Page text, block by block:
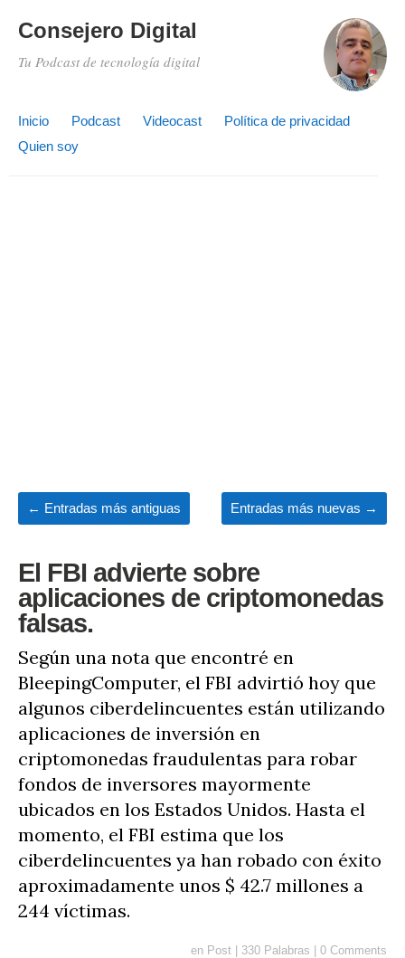
Consejero Digital
Tu Podcast de tecnología digital
Inicio Podcast Videocast
Política de privacidad
Quien soy
← Entradas más antiguas Entradas más nuevas →
El FBI advierte sobre
aplicaciones de criptomonedas
falsas.
Según una nota que encontré en
BleepingComputer, el FBI advirtió hoy que
algunos ciberdelincuentes están utilizando
aplicaciones de inversión en
criptomonedas fraudulentas para robar
fondos de inversores mayormente
ubicados en los Estados Unidos. Hasta el
momento, el FBI estima que los
ciberdelincuentes ya han robado con éxito
aproximadamente unos $ 42.7 millones a
244 víctimas.
en Post 330 Palabras 0 Comments